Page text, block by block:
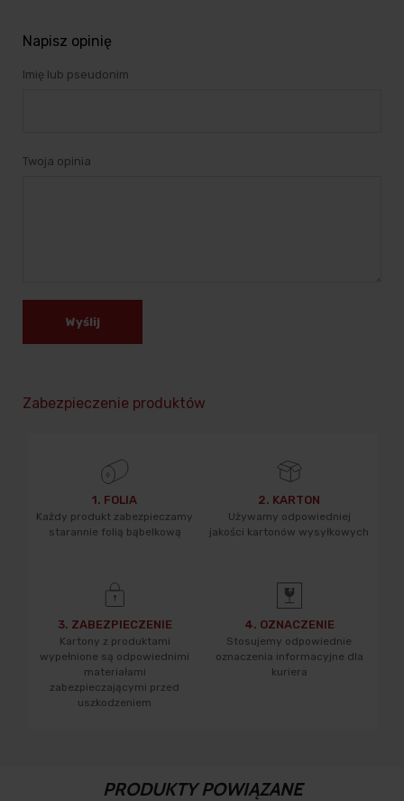
Napisz opinię
Imię lub pseudonim
Twoja opinia
Wyślij
Zabezpieczenie produktów
1. FOLIA
Każdy produkt zabezpieczamy
starannie folią bąbelkową
2. KARTON
Używamy odpowiedniej
jakości kartonów wysyłkowych
3. ZABEZPIECZENIE
Kartony z produktami
wypełnione są odpowiednimi
materiałami
zabezpieczającymi przed
uszkodzeniem
4. OZNACZENIE
Stosujemy odpowiednie
oznaczenia informacyjne dla
kuriera
PRODUKTY POWIĄZANE